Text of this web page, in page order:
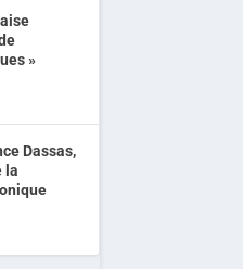
»
Dassas,
la